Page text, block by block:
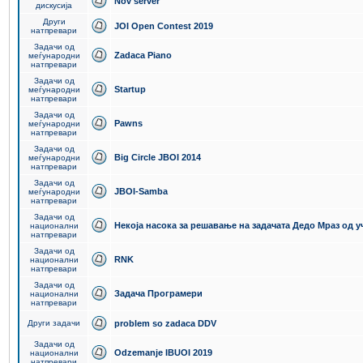
дискусија
Други
натпревари
JOI Open Contest 2019
Задачи од
меѓународни
натпревари
Zadaca Piano
Задачи од
меѓународни
натпревари
Startup
Задачи од
меѓународни
натпревари
Pawns
Задачи од
меѓународни
натпревари
Big Circle JBOI 2014
Задачи од
меѓународни
натпревари
JBOI-Samba
Задачи од
национални
натпревари
Некоја насока за решавање на задачата Дедо Мраз од
Задачи од
национални
натпревари
RNK
Задачи од
национални
натпревари
Задача Програмери
Други задачи problem so zadaca DDV
Задачи од
национални
Odzemanje IBUOI 2019